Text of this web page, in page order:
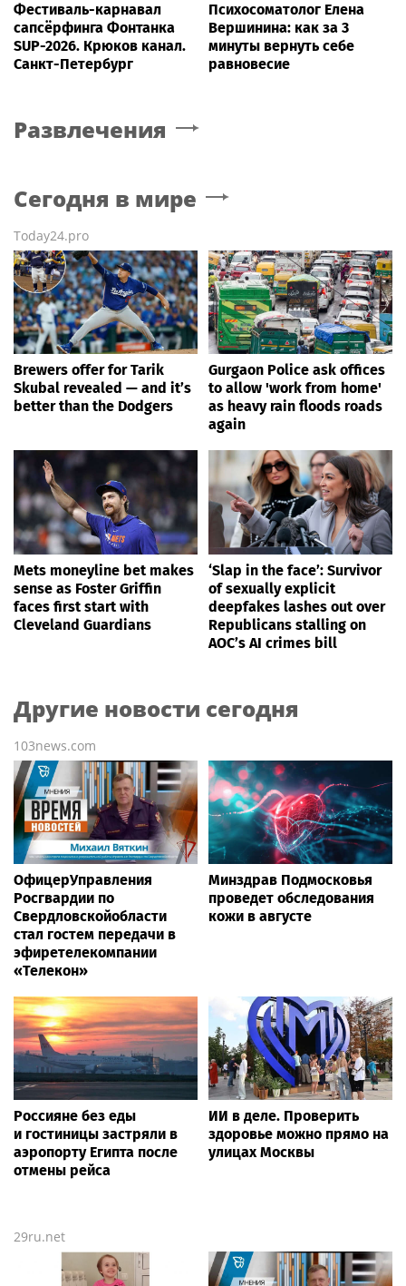
Фестиваль-карнавал
сапсёрфинга Фонтанка
SUP-2026. Крюков канал.
Санкт-Петербург
Психосоматолог Елена
Вершинина: как за 3
минуты вернуть себе
равновесие
Развлечения
Сегодня в мире
Today24.pro
Brewers offer for Tarik
Skubal revealed — and it’s
better than the Dodgers
Gurgaon Police ask offices
to allow 'work from home'
as heavy rain floods roads
again
Mets moneyline bet makes
sense as Foster Griffin
faces first start with
Cleveland Guardians
‘Slap in the face’: Survivor
of sexually explicit
deepfakes lashes out over
Republicans stalling on
AOC’s AI crimes bill
Другие новости сегодня
103news.com
ОфицерУправления
Росгвардии по
Свердловскойобласти
стал гостем передачи в
эфиретелекомпании
«Телекон»
Минздрав Подмосковья
проведет обследования
кожи в августе
Россияне без еды
и гостиницы застряли в
аэропорту Египта после
отмены рейса
ИИ в деле. Проверить
здоровье можно прямо на
улицах Москвы
29ru.net